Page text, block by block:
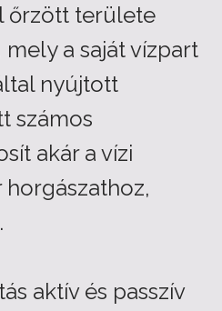
őrzött területe
mely a saját vízpart
nyújtott
számos
akár a vízi
aktív és passzív